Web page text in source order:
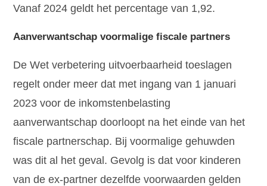
Vanaf 2024 geldt het percentage van 1,92.
Aanverwantschap voormalige fiscale partners
De Wet verbetering uitvoerbaarheid toeslagen
regelt onder meer dat met ingang van 1 januari
2023 voor de inkomstenbelasting
aanverwantschap doorloopt na het einde van het
fiscale partnerschap. Bij voormalige gehuwden
was dit al het geval. Gevolg is dat voor kinderen
van de ex-partner dezelfde voorwaarden gelden